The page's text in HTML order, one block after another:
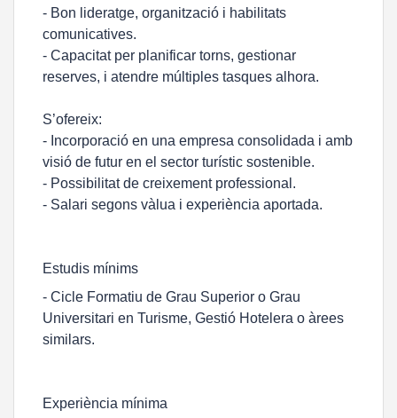
- Bon lideratge, organització i habilitats
comunicatives.
- Capacitat per planificar torns, gestionar
reserves, i atendre múltiples tasques alhora.
S’ofereix:
- Incorporació en una empresa consolidada i amb
visió de futur en el sector turístic sostenible.
- Possibilitat de creixement professional.
- Salari segons vàlua i experiència aportada.
Estudis mínims
- Cicle Formatiu de Grau Superior o Grau
Universitari en Turisme, Gestió Hotelera o àrees
similars.
Experiència mínima